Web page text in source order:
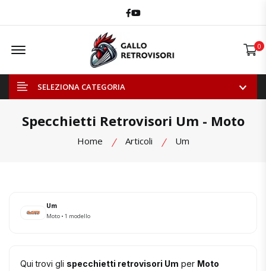
Facebook
Youtube
Offcanvas Menu Open 0
SELEZIONA CATEGORIA
Specchietti Retrovisori Um - Moto
Home Articoli Um
Um
Moto • 1 modello
Qui trovi gli specchietti retrovisori Um per Moto